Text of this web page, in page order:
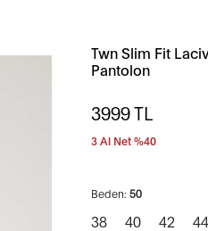
Twn Slim Fit
Pantolon
3999TL
3 Al Net %40
Beden: 50
38 40 42 44